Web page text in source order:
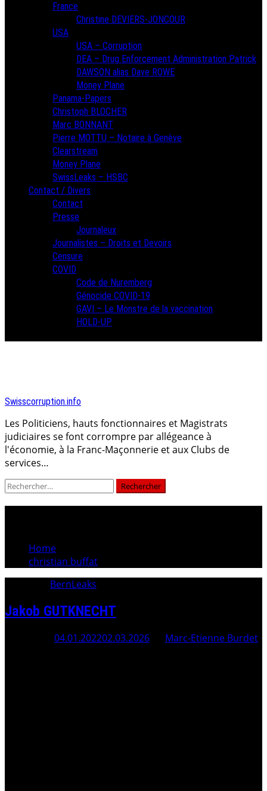
France
Christine DEVIERS-JONCOUR
USA
USA – Corruption
DEA – Drug Enforcement Administration Patrick
DAWSON alias Dave ROWE
Money Plane
Panama-Papers
Christoph BLOCHER
Marc BONNANT
Pierre MOTTU – Notaire à Genève
Clearstream
Money Plane
SwissLeaks – HSBC
Contact / Divers
Contact
Presse
Journaleux
Journalistes – Droits et Devoirs
Censure
COVID
Code de Nuremberg
Génocide COVID-19
GAVI – Le Monstre de la vaccination
HOLD-UP
Swisscorruption.info
Les Politiciens, hauts fonctionnaires et Magistrats
judiciaires se font corrompre par allégeance à
l'économie, à la Franc-Maçonnerie et aux Clubs de
services…
Rechercher :
Home
christian buffat
BernLeaks
Jakob GUTKNECHT
04.01.202202.03.2026 Marc-Etienne Burdet